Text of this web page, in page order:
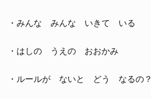
・みんな みんな いきて いる
・はしの うえの おおかみ
・ルールが ないと どう なるの？